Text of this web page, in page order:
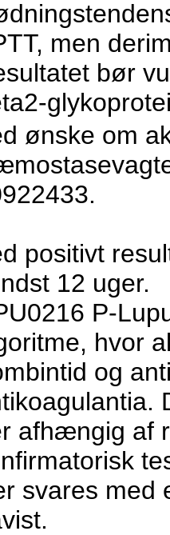
men
bør
ønske om
positivt
12 uger.
P-
hvor
og
afhængig af
svares med